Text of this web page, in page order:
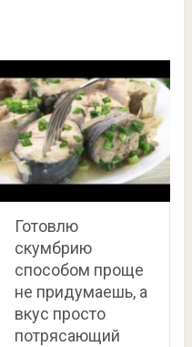
Готовлю
скумбрию
способом проще
не придумаешь, а
вкус просто
потрясающий